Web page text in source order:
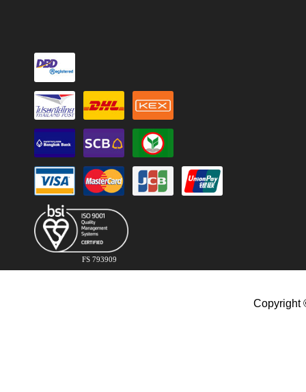
FS 793909
Copyright